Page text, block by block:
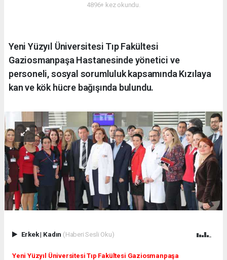
4896+ kez okundu.
Yeni Yüzyıl Üniversitesi Tıp Fakültesi
Gaziosmanpaşa Hastanesinde yönetici ve
personeli, sosyal sorumluluk kapsamında Kızılaya
kan ve kök hücre bağışında bulundu.
Erkek| Kadın (Haberi Sesli Oku)
Yeni Yüzyıl Üniversitesi Tıp Fakültesi Gaziosmanpaşa